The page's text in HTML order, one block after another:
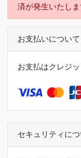
済が発生いたしま
お支払いについて
お支払はクレジ
セキュリティにつ